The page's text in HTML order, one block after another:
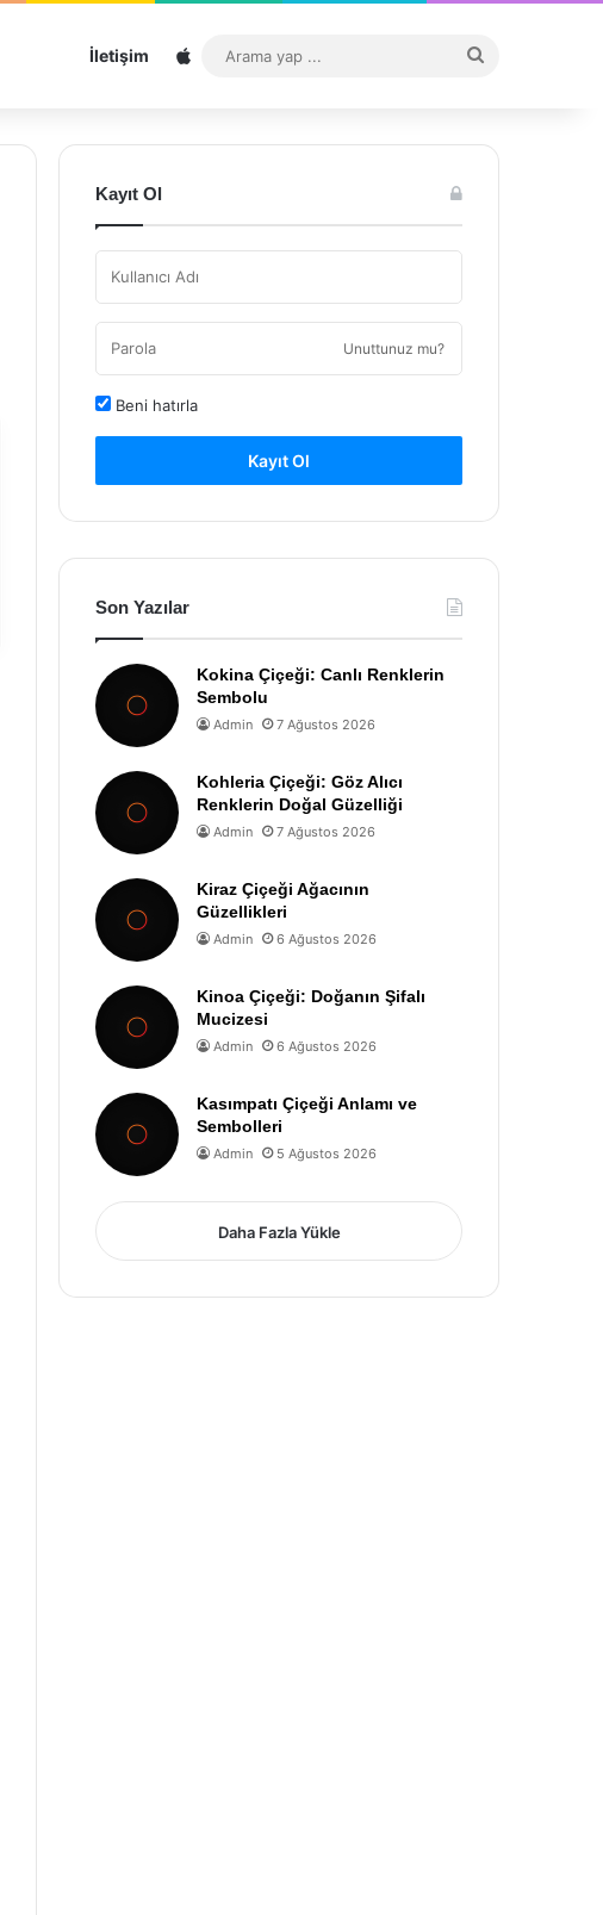
İletişim Sitemap
...
Kayıt Ol
Unuttunuz mu?
Beni hatırla
Kayıt Ol
Son Yazılar
Kokina Çiçeği: Canlı Renklerin
Sembolu
Admin 7 Ağustos 2026
Kohleria Çiçeği: Göz Alıcı
Renklerin Doğal Güzelliği
Admin 7 Ağustos 2026
Kiraz Çiçeği Ağacının
Güzellikleri
Admin 6 Ağustos 2026
Kinoa Çiçeği: Doğanın Şifalı
Mucizesi
Admin 6 Ağustos 2026
Kasımpatı Çiçeği Anlamı ve
Sembolleri
Admin 5 Ağustos 2026
Daha Fazla Yükle